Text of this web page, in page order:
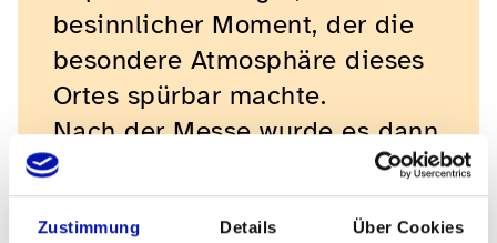
Zustimmung Details Über Cookies
besinnlicher Moment, der die
besondere Atmosphäre dieses
Ortes spürbar machte.
Nach der Messe wurde es dann
noch einmal sportlich: Ein
kurzer Spurt zum Bus sorgte für